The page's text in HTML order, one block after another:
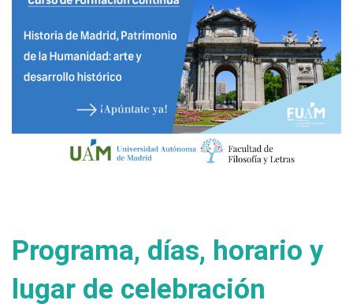
Programa, días, horario y
lugar de celebración